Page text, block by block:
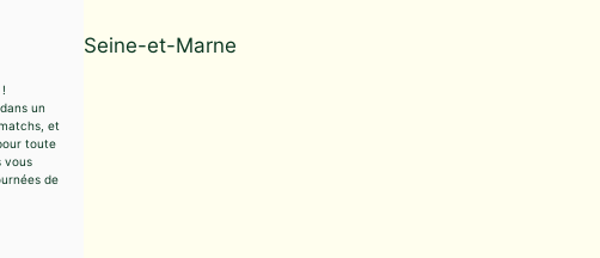
un
et
toute
vous
de
Seine-et-Marne